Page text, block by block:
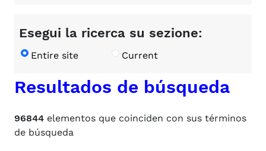
Esegui la ricerca su sezione:
Entire site Current
Resultados de búsqueda
96844 elementos que coinciden con sus términos
de búsqueda